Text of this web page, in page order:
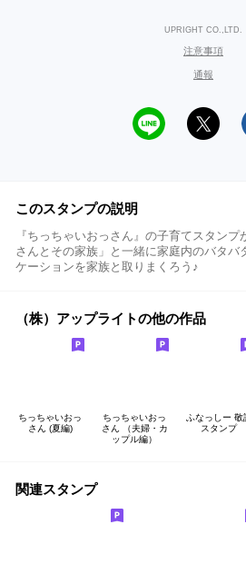
UPRIGHT CO.,LTD.
注意事項
通報
このスタンプの説明
『ちっちゃいおっさん』の子育てスタン
さんとその家族」と一緒に家庭内のバタバ
ケーションを家族と取りまくろう♪
（株）アップライトの他の作品
ちっちゃいおっ
さん (夏編)
ちっちゃいおっ
さん （夫婦・カ
ップル編）
ふなっしー 敬
スタンプ
関連スタンプ